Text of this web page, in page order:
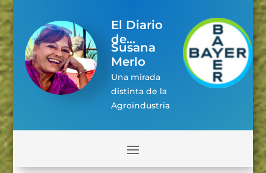
El Diario
de...
Susana
Merlo
Una mirada
distinta de la
Agroindustria